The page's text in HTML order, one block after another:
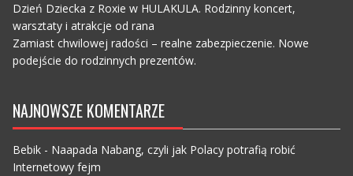
Dzień Dziecka z Roxie w HULAKULA. Rodzinny koncert,
warsztaty i atrakcje od rana
Zamiast chwilowej radości – realne zabezpieczenie. Nowe
podejście do rodzinnych prezentów.
NAJNOWSZE KOMENTARZE
Bebik- Naapada Nabang, czyli jak Polacy potrafią robić
Internetowy fejm